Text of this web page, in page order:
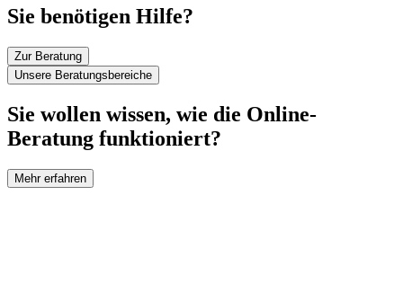
Sie benötigen Hilfe?
Zur Beratung
Unsere Beratungsbereiche
Sie wollen wissen, wie die Online-
Beratung funktioniert?
Mehr erfahren